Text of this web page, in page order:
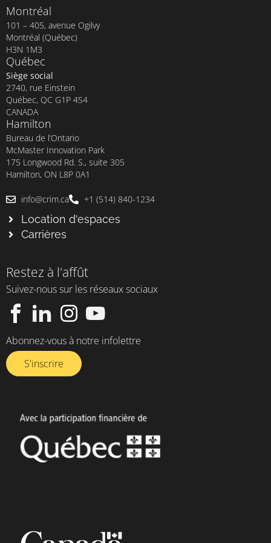
Montréal
101 – 405, avenue Ogilvy
Montréal (Québec)
H3N 1M3
Québec
Siège social
2740, rue Einstein
Québec, QC G1P 4S4
CANADA
Hamilton
Bureau de l’Ontario
McMaster Innovation Park
175 Longwood Rd. S., suite 305
Hamilton, ON L8P 0A1
info@crim.ca +1 (514) 840-1234
Location d'espaces
Carrières
Restez à l'affût
Suivez-nous sur les réseaux sociaux
Abonnez-vous à notre infolettre​
S'inscrire